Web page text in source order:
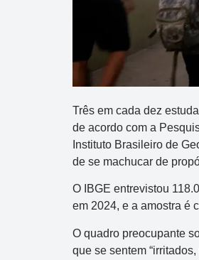
Três em cada dez
de acordo com a
Instituto Brasileiro de
de se machucar de
O IBGE entrevistou
em 2024, e a amostra é
O quadro preocupante
que se sentem